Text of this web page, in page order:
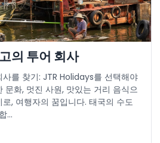
의 투어 회사
를 찾기: JTR Holidays를 선택해야
문화, 멋진 사원, 맛있는 거리 음식으
, 여행자의 꿈입니다. 태국의 수도
...